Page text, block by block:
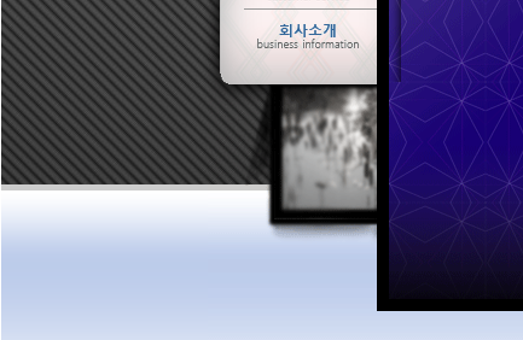
ㆍ 자주묻는질문
ㆍ 온라인1:1문의
ㆍ 제작신청